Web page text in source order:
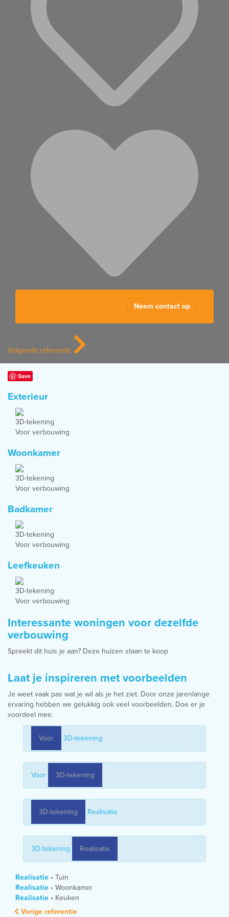
Neem contact op
Volgende referentie
Save
Exterieur
3D-tekening
Voor verbouwing
Woonkamer
3D-tekening
Voor verbouwing
Badkamer
3D-tekening
Voor verbouwing
Leefkeuken
3D-tekening
Voor verbouwing
Interessante woningen voor dezelfde
verbouwing
Spreekt dit huis je aan? Deze huizen staan te koop
Laat je inspireren met voorbeelden
Je weet vaak pas wat je wil als je het ziet. Door onze jarenlange
ervaring hebben we gelukkig ook veel voorbeelden. Doe er je
voordeel mee.
Voor 3D-tekening
Voor 3D-tekening
3D-tekening Realisatie
3D-tekening Realisatie
Realisatie • Tuin
Realisatie • Woonkamer
Realisatie • Keuken
Vorige referentie